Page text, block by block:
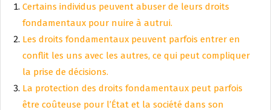
Certains individus peuvent abuser de leurs droits
fondamentaux pour nuire à autrui.
Les droits fondamentaux peuvent parfois entrer en
conflit les uns avec les autres, ce qui peut compliquer
la prise de décisions.
La protection des droits fondamentaux peut parfois
être coûteuse pour l’État et la société dans son